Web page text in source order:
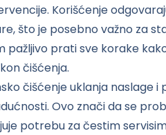
Korišćenje
što je posebno važno za
pažljivo prati sve korake
čišćenja.
čišćenje uklanja naslage
Ovo znači da se
potrebu za čestim